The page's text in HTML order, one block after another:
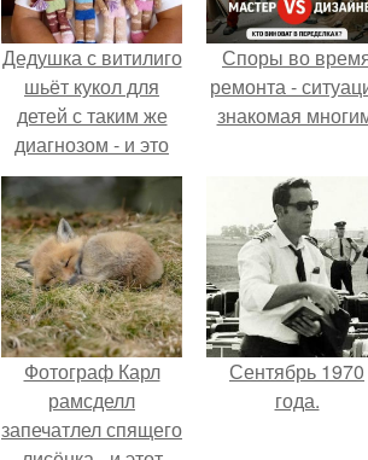
Дедушка с витилиго
шьёт кукол для
детей с таким же
диагнозом - и это
трогает до слёз.
Споры во
ремонта -
знакомая
Фотограф Карл
рамсделл
запечатлел спящего
Сентябрь 1970
года.